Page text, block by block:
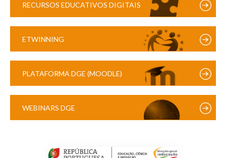
RECURSOS EDUCATIVOS DIGITAIS
ETWINNING
PLATAFORMA DGE (MOODLE)
WEBINARS DGE